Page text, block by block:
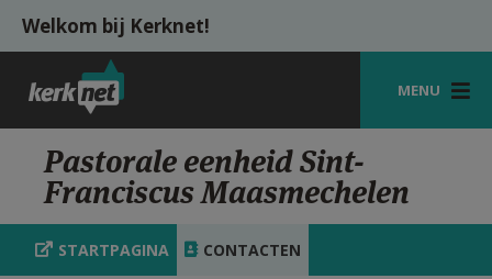
Overslaan en naar de inhoud gaan
Welkom bij Kerknet!
MENU
STARTPAGINA
KERK
VIERINGEN
Pastorale eenheid Sint-
Franciscus Maasmechelen
STARTPAGINA CONTACTEN